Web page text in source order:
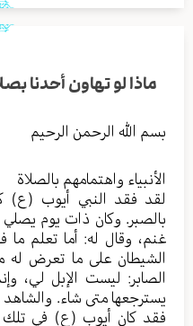
ماذا لو تهاون أحدنا
بسم الله الرحمن الرحيم
الأنبياء واهتمامهم بالصلاة
لقد فقد النبي أيوب (ع)
بالصبر. وكان ذات يوم
غنم، وقال له: أما تعلم
الشيطان على ما تعرض له
الصابر: ليست الإبل لي،
يسترجعها متى شاء.
فقد كان أيوب (ع) في تلك